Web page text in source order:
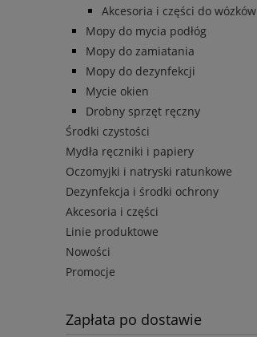
Akcesoria i części do wózków
Mopy do mycia podłóg
Mopy do zamiatania
Mopy do dezynfekcji
Mycie okien
Drobny sprzęt ręczny
Środki czystości
Mydła ręczniki i papiery
Oczomyjki i natryski ratunkowe
Dezynfekcja i środki ochrony
Akcesoria i części
Linie produktowe
Nowości
Promocje
Zapłata po dostawie